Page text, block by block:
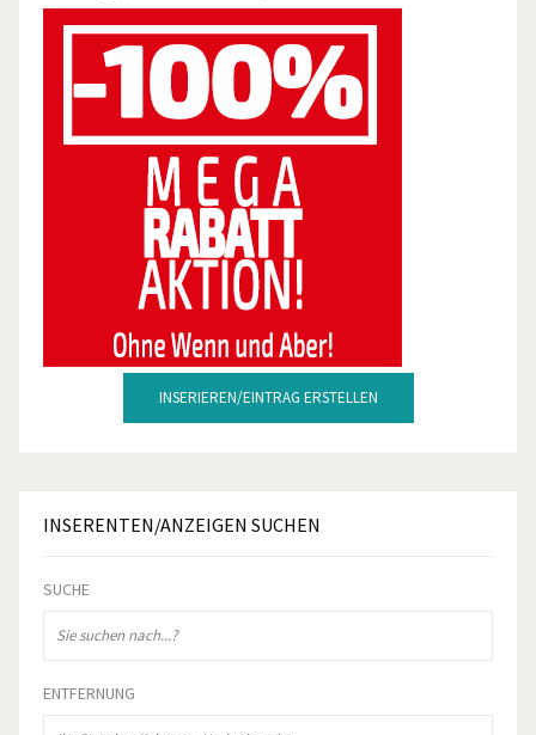
INSERIEREN/EINTRAG ERSTELLEN
INSERENTEN/ANZEIGEN SUCHEN
SUCHE
ENTFERNUNG